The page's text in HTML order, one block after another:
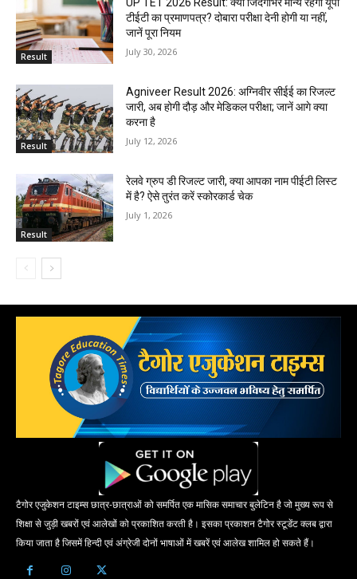
Result
UP TET 2026 Result: क्या जिंदगीभर मान्य रहेगा यूपी
टीईटी का प्रमाणपत्र? दोबारा परीक्षा देनी होगी या नहीं,
जानें पूरा नियम
July 30, 2026
Result
Agniveer Result 2026: अग्निवीर सीईई का रिजल्ट
जारी, अब होगी दौड़ और मेडिकल परीक्षा; जानें आगे क्या
करना है
July 12, 2026
Result
रेलवे ग्रुप डी रिजल्ट जारी, क्या आपका नाम पीईटी लिस्ट
में है? ऐसे तुरंत करें स्कोरकार्ड चेक
July 1, 2026
टैगोर एजुकेशन टाइम्स छात्र-छात्राओं को समर्पित एक मासिक समाचार बुलेटिन है जो मुख्य रूप से
शिक्षा से जुड़ी खबरों एवं आलेखों को प्रकाशित करती है। इसका प्रकाशन टैगोर स्टूडेंट क्लब द्वारा
किया जाता है जिसमें हिन्दी एवं अंग्रेजी दोनों भाषाओं में खबरें एवं आलेख शामिल हो सकते हैं।